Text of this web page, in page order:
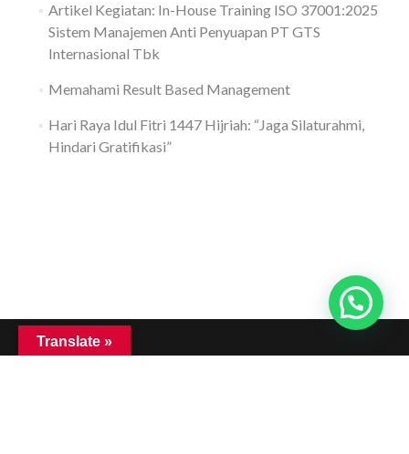
Artikel Kegiatan: In-House Training ISO 37001:2025
Sistem Manajemen Anti Penyuapan PT GTS
Internasional Tbk
Memahami Result Based Management
Hari Raya Idul Fitri 1447 Hijriah: “Jaga Silaturahmi,
Hindari Gratifikasi”
Translate »